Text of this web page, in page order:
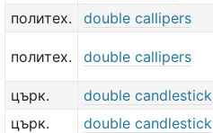
политех.
double callipers
политех. double callipers
църк.
double candlestick
църк.
double candlestick